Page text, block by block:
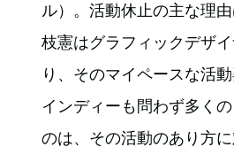
ル）。活動休止の主な理
枝憲はグラフィックデザ
り、そのマイペースな活
インディーも問わず多く
のは、その活動のあり方